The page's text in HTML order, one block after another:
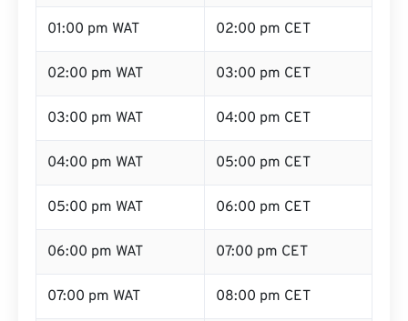
01:00 pm WAT 02:00 pm CET
02:00 pm WAT 03:00 pm CET
03:00 pm WAT 04:00 pm CET
04:00 pm WAT 05:00 pm CET
05:00 pm WAT 06:00 pm CET
06:00 pm WAT 07:00 pm CET
07:00 pm WAT 08:00 pm CET